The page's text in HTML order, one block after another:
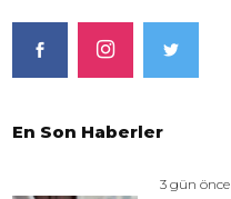
En Son Haberler
3 gün önce